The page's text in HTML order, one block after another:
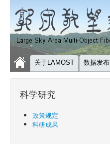
关于LAMOST 数据发布
科学研究
政策规定
科研成果